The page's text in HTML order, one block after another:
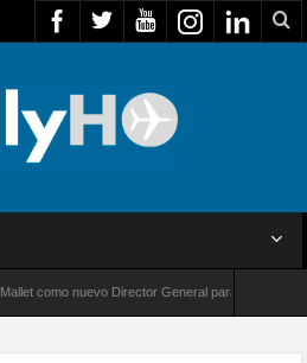
nuevo Director General para América Latina